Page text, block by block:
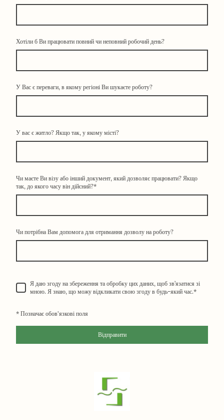
Хотіли б Ви працювати повний чи неповний робочий день?
У Вас є переваги, в якому регіоні Ви шукаєте роботу?
У вас є житло? Якщо так, у якому місті?
Чи маєте Ви візу або інший документ, який дозволяє працювати? Якщо
так, до якого часу він дійсний?*
Чи потрібна Вам допомога для отримання дозволу на роботу?
Я даю згоду на збереження та обробку цих даних, щоб зв’язатися зі
мною. Я знаю, що можу відкликати свою згоду в будь-який час.*
* Позначає обов'язкові поля
Відправити